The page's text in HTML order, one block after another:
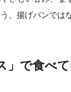
、揚げパンでは
」で食べ